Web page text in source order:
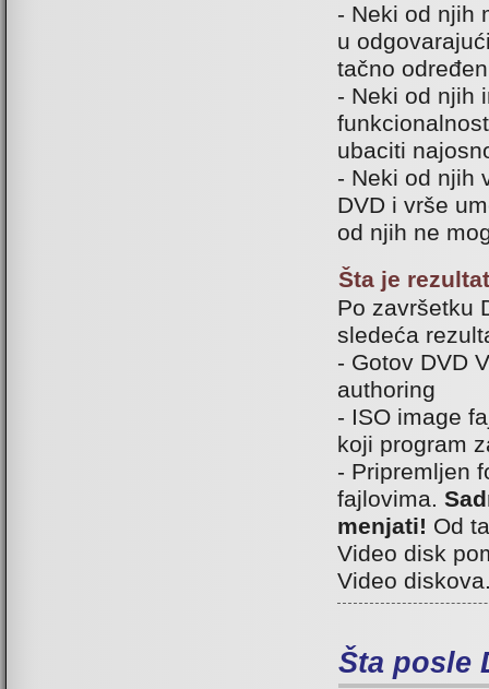
- Neki od njih
u
tačno
- Neki od njih
ubaciti
- Neki od njih
DVD i vrše
od njih ne
Šta je
Po završetku
sledeća
- Gotov DVD
authoring
- ISO image
koji program
- Pripremljen
fajlovima.
menjati! Od
Video disk
Video
Šta posle